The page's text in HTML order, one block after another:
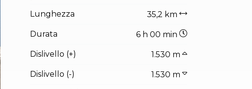
Lunghezza 35,2 km
Durata 6 h 00 min
Dislivello (+) 1.530 m
Dislivello (-) 1.530 m